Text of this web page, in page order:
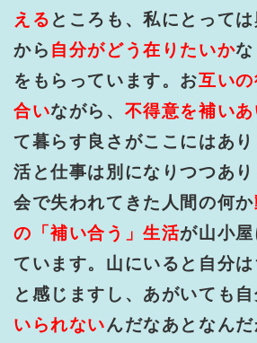
える ところも、私にとって
から 自分がどう在りたいか
をもらっています。お互い
合いながら、 不得意を補い
て暮らす良さがここにはあ
活と仕事は別になりつつあ
会で失われてきた人間の何か
の「補い合う」生活が山小
ています。山にいると自分
と感じますし、あがいても自
いられないんだなあとなん